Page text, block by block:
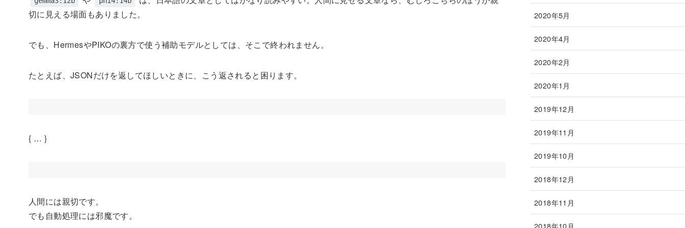
切に見える場面もありました。
でも、HermesやPIKOの裏方で使う補助モデルとしては、そこで終われません。
たとえば、JSONだけを返してほしいときに、こう返されると困ります。
{ … }
人間には親切です。
でも自動処理には邪魔です。
2020年5月
2020年4月
2020年2月
2020年1月
2019年12月
2019年11月
2019年10月
2018年12月
2018年11月
2018年10月